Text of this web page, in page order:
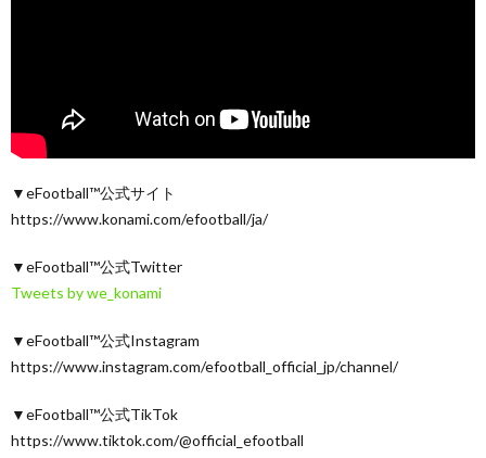
▼eFootball™公式サイト
https://www.konami.com/efootball/ja/
▼eFootball™公式Twitter
Tweets by we_konami
▼eFootball™公式Instagram
https://www.instagram.com/efootball_official_jp/channel/
▼eFootball™公式TikTok
https://www.tiktok.com/@official_efootball